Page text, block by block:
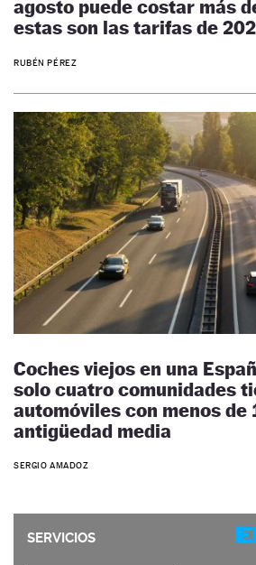
agosto puede costar más
estas son las tarifas de
RUBÉN PÉREZ
Coches viejos en una
solo cuatro comunidades
automóviles con menos de
antigüedad media
SERGIO AMADOZ